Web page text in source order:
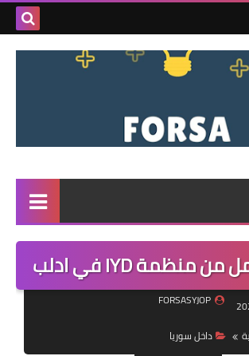
بحث
القائمة
مناقصات
فرص عمل داخل سوريا
فرص عمل في تركيا
FORSASYJOP
داخل سوريا